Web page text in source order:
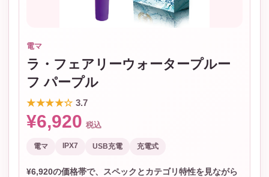
電マ
ラ・フェアリーウォータープルー
フ パープル
★★★★☆ 3.7
¥6,920 税込
電マ IPX7 USB充電 充電式
¥6,920の価格帯で、スペックとカテゴリ特性を見ながら